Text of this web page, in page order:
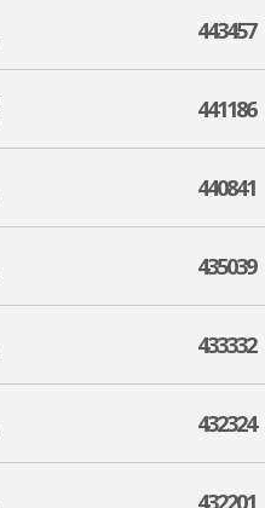
443457
441186
440841
435039
433332
432324
432201